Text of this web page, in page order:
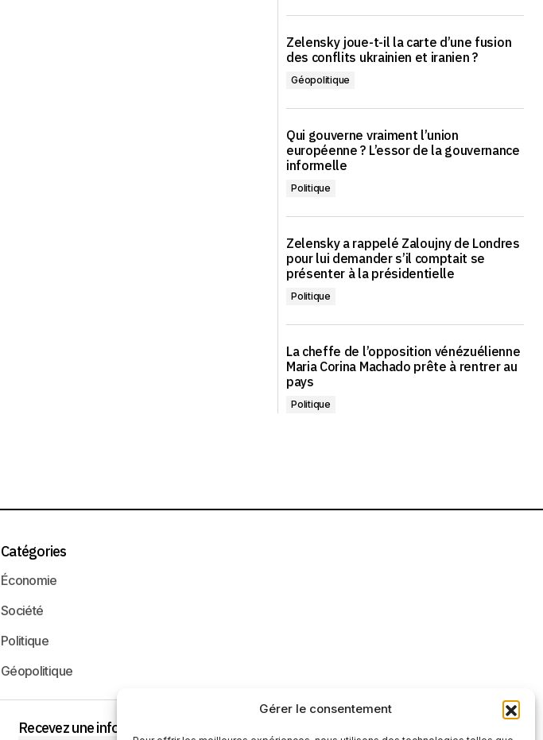
Gérer le consentement
Zelensky joue-t-il la carte d’une fusion
des conflits ukrainien et iranien ?
Géopolitique
Qui gouverne vraiment l’union
européenne ? L’essor de la gouvernance
informelle
Politique
Zelensky a rappelé Zaloujny de Londres
pour lui demander s’il comptait se
présenter à la présidentielle
Politique
La cheffe de l’opposition vénézuélienne
Maria Corina Machado prête à rentrer au
pays
Politique
Catégories
Économie
Société
Politique
Géopolitique
Recevez une information neutre et factuelle